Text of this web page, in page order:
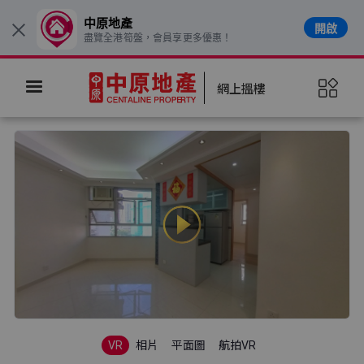
網上搵樓
VR 相片 平面圖 航拍VR
× 中原地產
盡覽全港筍盤，會員享更多優惠！
開啟